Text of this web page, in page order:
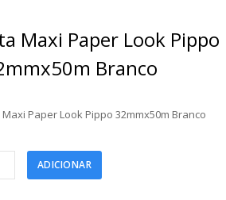
Maxi Paper Look Pippo
Branco
Maxi Paper Look Pippo 32mmx50m Branco
ADICIONAR